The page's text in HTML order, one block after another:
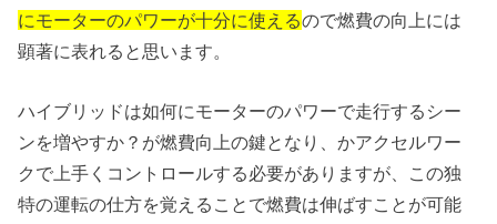
にモーターのパワーが十分に使えるので燃費の向上には
顕著に表れると思います。
ハイブリッドは如何にモーターのパワーで走行するシー
ンを増やすか？が燃費向上の鍵となり、かアクセルワー
クで上手くコントロールする必要がありますが、この独
特の運転の仕方を覚えることで燃費は伸ばすことが可能